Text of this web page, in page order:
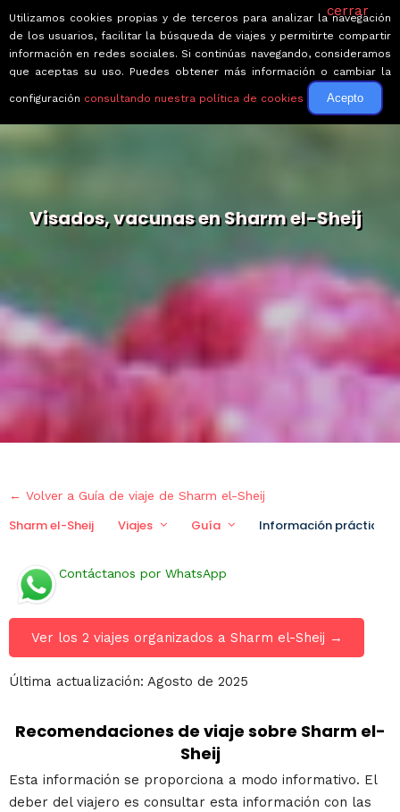
Visados, vacunas en Sharm el-Sheij
← Volver a Guía de viaje de Sharm el-Sheij
Sharm el-Sheij Viajes Guía Información práctica
Contáctanos por WhatsApp
Ver los 2 viajes organizados a Sharm el-Sheij →
Última actualización: Agosto de 2025
Recomendaciones de viaje sobre Sharm el-
Sheij
Esta información se proporciona a modo informativo. El
deber del viajero es consultar esta información con las
cerrar
Utilizamos cookies propias y de terceros para analizar la navegación
de los usuarios, facilitar la búsqueda de viajes y permitirte compartir
información en redes sociales. Si continúas navegando, consideramos
que aceptas su uso. Puedes obtener más información o cambiar la
configuración consultando nuestra política de cookies Acepto